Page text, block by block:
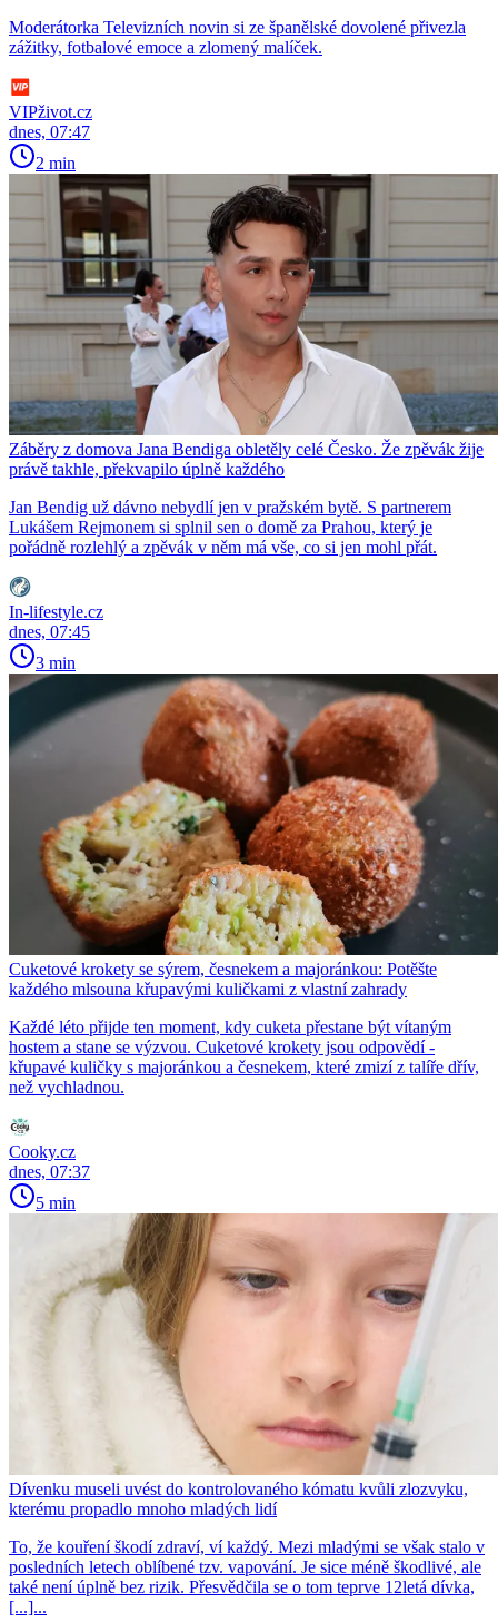
Moderátorka Televizních novin si ze španělské dovolené přivezla
zážitky, fotbalové emoce a zlomený malíček.
VIPživot.cz
dnes, 07:47
2 min
Záběry z domova Jana Bendiga obletěly celé Česko. Že zpěvák žije
právě takhle, překvapilo úplně každého
Jan Bendig už dávno nebydlí jen v pražském bytě. S partnerem
Lukášem Rejmonem si splnil sen o domě za Prahou, který je
pořádně rozlehlý a zpěvák v něm má vše, co si jen mohl přát.
In-lifestyle.cz
dnes, 07:45
3 min
Cuketové krokety se sýrem, česnekem a majoránkou: Potěšte
každého mlsouna křupavými kuličkami z vlastní zahrady
Každé léto přijde ten moment, kdy cuketa přestane být vítaným
hostem a stane se výzvou. Cuketové krokety jsou odpovědí -
křupavé kuličky s majoránkou a česnekem, které zmizí z talíře dřív,
než vychladnou.
Cooky.cz
dnes, 07:37
5 min
Dívenku museli uvést do kontrolovaného kómatu kvůli zlozvyku,
kterému propadlo mnoho mladých lidí
To, že kouření škodí zdraví, ví každý. Mezi mladými se však stalo v
posledních letech oblíbené tzv. vapování. Je sice méně škodlivé, ale
také není úplně bez rizik. Přesvědčila se o tom teprve 12letá dívka,
[...]...